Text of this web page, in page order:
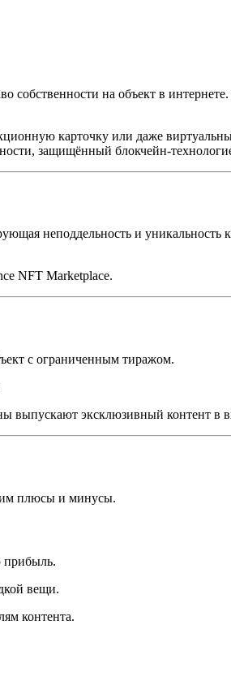
на объект в
карточку или даже
защищённый блокчейн-
неподдельность и
NFT Marketplace.
с ограниченным тиражом.
выпускают эксклюзивный контент в
плюсы и минусы.
прибыль.
вещи.
контента.